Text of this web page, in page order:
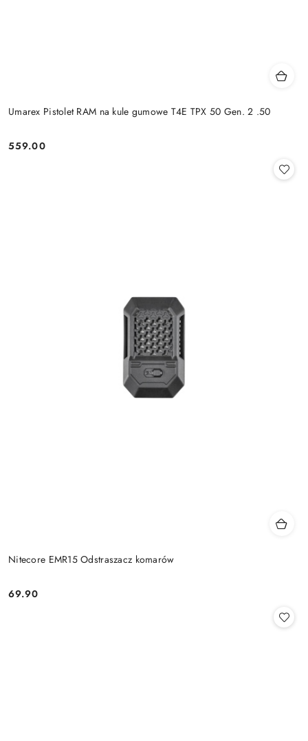
Umarex Pistolet RAM na kule gumowe T4E TPX 50 Gen. 2 .50
Cena:
559.00
Nitecore EMR15 Odstraszacz komarów
Cena:
69.90